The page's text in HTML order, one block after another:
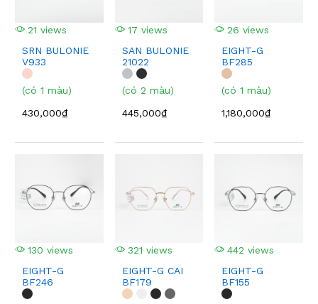
21 views
SRN BULONIE
V933
(có 1 màu)
430,000₫
17 views
SAN BULONIE
21022
(có 2 màu)
445,000₫
26 views
EIGHT-G
BF285
(có 1 màu)
1,180,000₫
130 views
EIGHT-G
BF246
321 views
EIGHT-G CAI
BF179
442 views
EIGHT-G
BF155